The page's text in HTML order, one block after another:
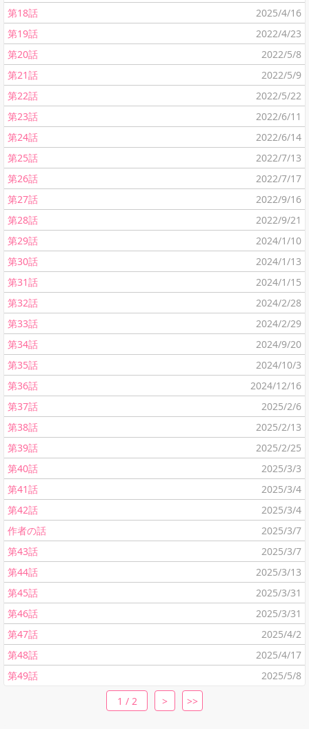
第18話
2025/4/16
第19話
2022/4/23
第20話
2022/5/8
第21話
2022/5/9
第22話
2022/5/22
第23話
2022/6/11
第24話
2022/6/14
第25話
2022/7/13
第26話
2022/7/17
第27話
2022/9/16
第28話
2022/9/21
第29話
2024/1/10
第30話
2024/1/13
第31話
2024/1/15
第32話
2024/2/28
第33話
2024/2/29
第34話
2024/9/20
第35話
2024/10/3
第36話
2024/12/16
第37話
2025/2/6
第38話
2025/2/13
第39話
2025/2/25
第40話
2025/3/3
第41話
2025/3/4
第42話
2025/3/4
作者の話
2025/3/7
第43話
2025/3/7
第44話
2025/3/13
第45話
2025/3/31
第46話
2025/3/31
第47話
2025/4/2
第48話
2025/4/17
第49話
2025/5/8
1 / 2
> >>